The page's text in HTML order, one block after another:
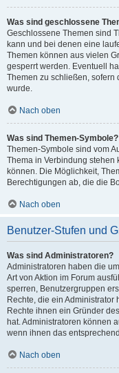
Was sind geschlossene
Geschlossene Themen sind
kann und bei denen eine
Themen können aus vielen
gesperrt werden. Eventuell
Themen zu schließen,
wurde.
Nach oben
Was sind Themen-Symbole?
Themen-Symbole sind vom
Thema in Verbindung stehen
können. Die Möglichkeit,
Berechtigungen ab, die die
Nach oben
Benutzer-Stufen und
Was sind Administratoren?
Administratoren haben die
Art von Aktion im Forum
sperren, Benutzergruppen
Rechte, die ein
Rechte ihnen ein Gründer
hat. Administratoren können
wenn ihnen das
Nach oben